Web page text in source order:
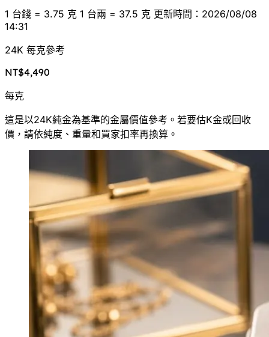
1 台錢 = 3.75 克 1 台兩 = 37.5 克 更新時間：2026/08/08
14:31
24K 每克參考
NT$4,490
每克
這是以24K純金為基準的金屬價值參考。若要估K金或回收
價，請依純度、重量和買家扣率再換算。